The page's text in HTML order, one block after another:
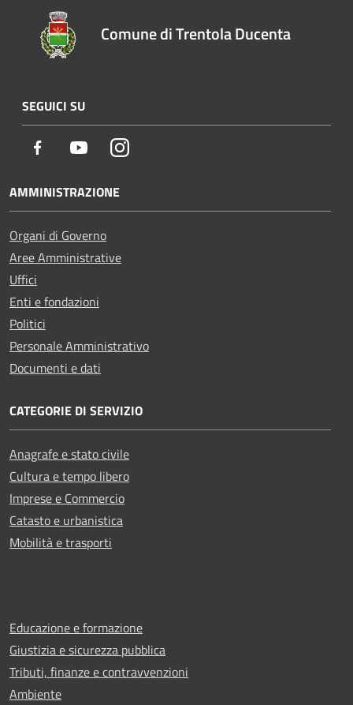
Comune di Trentola Ducenta
SEGUICI SU
Facebook YoutubeInstagram
AMMINISTRAZIONE
Organi di Governo
Aree Amministrative
Uffici
Enti e fondazioni
Politici
Personale Amministrativo
Documenti e dati
CATEGORIE DI SERVIZIO
Anagrafe e stato civile
Cultura e tempo libero
Imprese e Commercio
Catasto e urbanistica
Mobilità e trasporti
Educazione e formazione
Giustizia e sicurezza pubblica
Tributi, finanze e contravvenzioni
Ambiente